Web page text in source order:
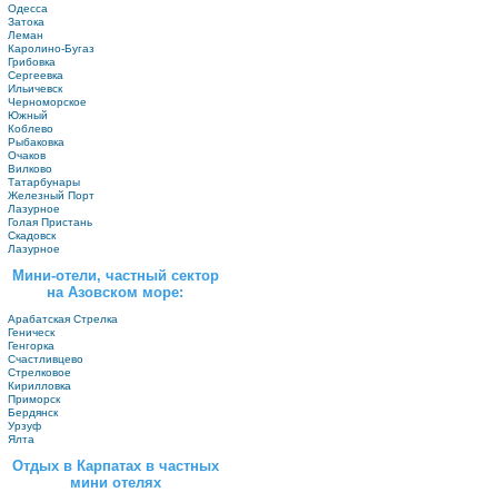
Одесса
Затока
Леман
Каролино-Бугаз
Грибовка
Сергеевка
Ильичевск
Черноморское
Южный
Коблево
Рыбаковка
Очаков
Вилково
Татарбунары
Железный Порт
Лазурное
Голая Пристань
Скадовск
Лазурное
Мини-отели, частный сектор
на Азовском море:
Арабатская Стрелка
Геническ
Генгорка
Счастливцево
Стрелковое
Кирилловка
Приморск
Бердянск
Урзуф
Ялта
Отдых в Карпатах в частных
мини отелях